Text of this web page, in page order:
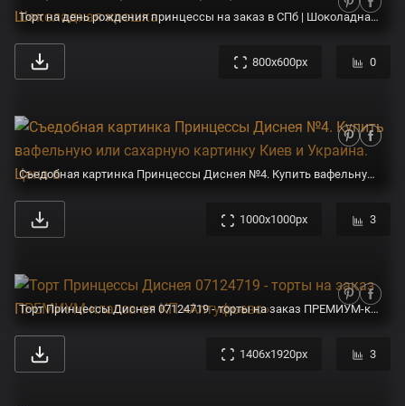
Торт на день рождения принцессы на заказ в СПб | Шоколадная крошка
800x600px 0
Съедобная картинка Принцессы Диснея №4. Купить вафельную или сахарную картинку Киев и Украина. Цена в
1000x1000px 3
Торт Принцессы Диснея 07124719 - торты на заказ ПРЕМИУМ-класса от КП «Алтуфьево»
1406x1920px 3